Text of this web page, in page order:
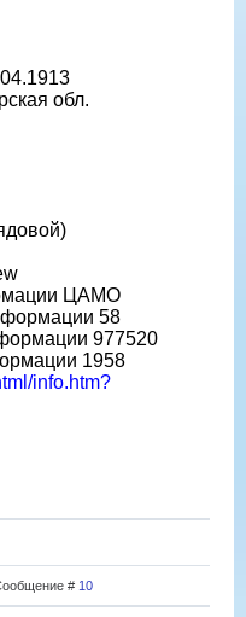
обл.
ЦАМО
58
977520
1958
info.htm?
# 10